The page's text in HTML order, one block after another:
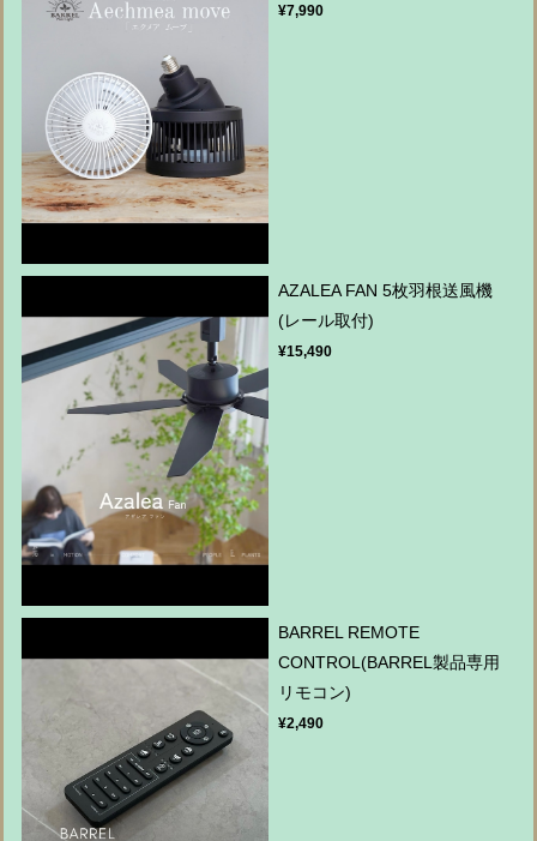
¥7,990
AZALEA FAN 5枚羽根送風機
(レール取付)
¥15,490
BARREL REMOTE
CONTROL(BARREL製品専用
リモコン)
¥2,490